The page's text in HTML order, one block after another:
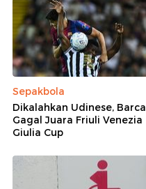
Sepakbola
Dikalahkan Udinese, Barca
Gagal Juara Friuli Venezia
Giulia Cup